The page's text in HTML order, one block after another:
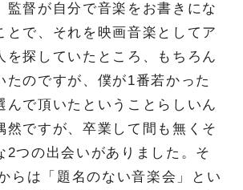
監督が自分で音楽をお書きにな
とで、それを映画音楽としてア
を探していたところ、もちろん
たのですが、僕が1番若かった
んで頂いたということらしいん
然ですが、卒業して間も無くそ
2つの出会いがありました。そ
らは「題名のない音楽会」とい